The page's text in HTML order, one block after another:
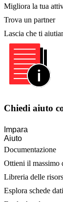
Migliora la tua
Trova un partner
Lascia che ti
Chiedi aiuto
Impara
Aiuto
Documentazione
Ottieni il massimo
Libreria delle
Esplora schede